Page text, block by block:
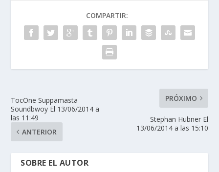
COMPARTIR:
TocOne Suppamasta
Soundbwoy El 13/06/2014 a
las 11:49
ANTERIOR
PRÓXIMO
Stephan Hubner El
13/06/2014 a las 15:10
SOBRE EL AUTOR